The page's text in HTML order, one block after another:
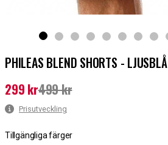
PHILEAS BLEND SHORTS - LJUSBLÅ
Nuvarande pris:299 kr
299 kr499 kr
Prisutveckling
Tillgängliga färger